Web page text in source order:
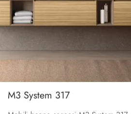
M3 System 317